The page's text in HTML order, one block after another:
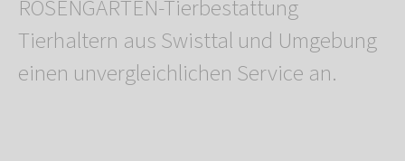
ROSENGARTEN-Tierbestattung
Tierhaltern aus Swisttal und Umgebung
einen unvergleichlichen Service an.